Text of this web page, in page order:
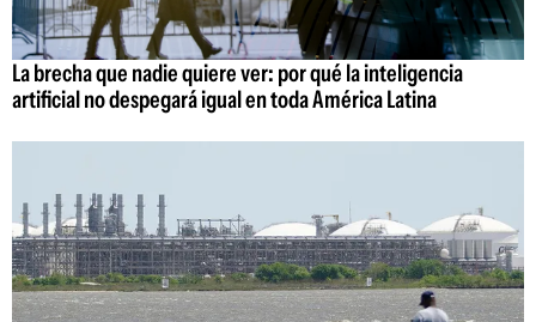
La brecha que nadie quiere ver: por qué la inteligencia
artificial no despegará igual en toda América Latina